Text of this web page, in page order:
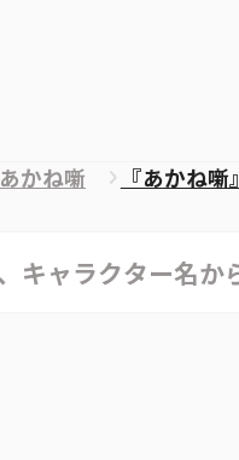
あかね噺 『あかね